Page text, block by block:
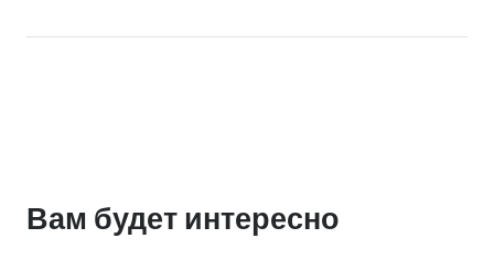
Вам будет интересно